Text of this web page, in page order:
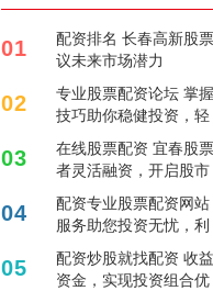
01
配资排名 长春高新股
议未来市场潜力
02
专业股票配资论坛 掌
技巧助你稳健投资，轻
03
在线股票配资 宜春股
者灵活融资，开启股市
04
配资专业股票配资网
服务助您投资无忧，利
05
配资炒股就找配资 收
资金，实现投资组合优